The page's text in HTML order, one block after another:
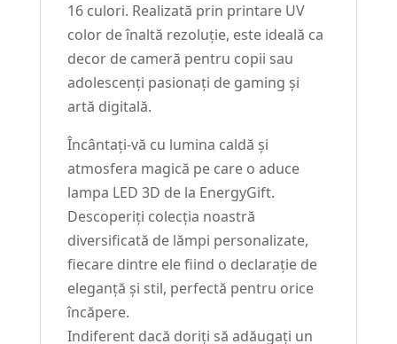
16 culori. Realizată prin printare UV
color de înaltă rezoluție, este ideală ca
decor de cameră pentru copii sau
adolescenți pasionați de gaming și
artă digitală.
Încântați-vă cu lumina caldă și
atmosfera magică pe care o aduce
lampa LED 3D de la EnergyGift.
Descoperiți colecția noastră
diversificată de lămpi personalizate,
fiecare dintre ele fiind o declarație de
eleganță și stil, perfectă pentru orice
încăpere.
Indiferent dacă doriți să adăugați un